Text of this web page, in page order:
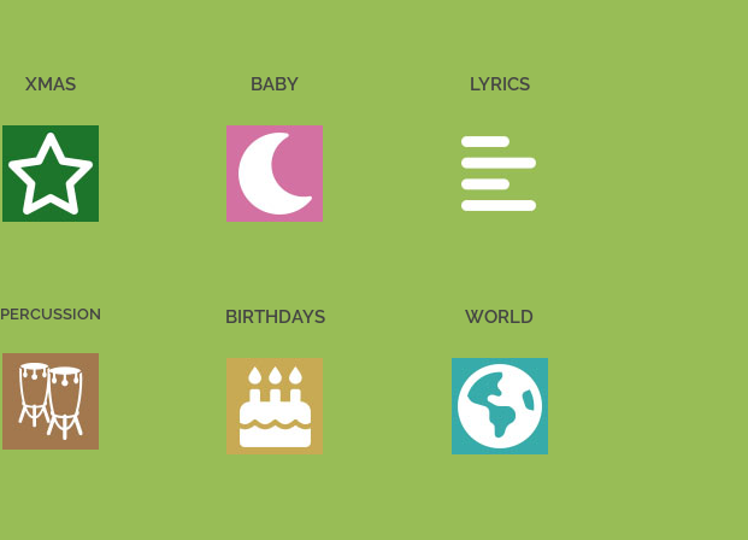
XMAS BABY LYRICS
PERCUSSION BIRTHDAYS WORLD